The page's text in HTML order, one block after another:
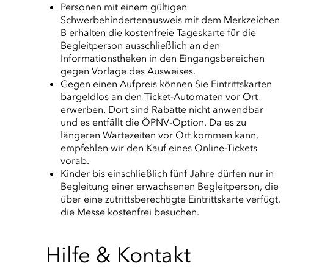
Personen mit einem gültigen
Schwerbehindertenausweis mit dem Merkzeichen
B erhalten die kostenfreie Tageskarte für die
Begleitperson ausschließlich an den
Informationstheken in den Eingangsbereichen
gegen Vorlage des Ausweises.
Gegen einen Aufpreis können Sie Eintrittskarten
bargeldlos an den Ticket-Automaten vor Ort
erwerben. Dort sind Rabatte nicht anwendbar
und es entfällt die ÖPNV-Option. Da es zu
längeren Wartezeiten vor Ort kommen kann,
empfehlen wir den Kauf eines Online-Tickets
vorab.
Kinder bis einschließlich fünf Jahre dürfen nur in
Begleitung einer erwachsenen Begleitperson, die
über eine zutrittsberechtigte Eintrittskarte verfügt,
die Messe kostenfrei besuchen.
Hilfe & Kontakt